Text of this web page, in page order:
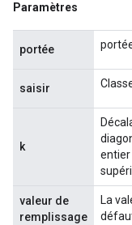
Paramètres
portée
saisir
k
entier
valeur de
remplissage
La